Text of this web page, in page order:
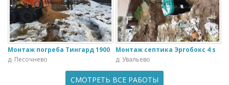
Монтаж погреба Тингард 1900
д. Песочнево
Монтаж септика Эргобокс 4 s
д. Увальево
СМОТРЕТЬ ВСЕ РАБОТЫ